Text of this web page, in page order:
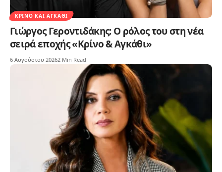
ΚΡΊΝΟ ΚΑΙ ΑΓΚΆΘΙ
Γιώργος Γεροντιδάκης: Ο ρόλος του στη νέα
σειρά εποχής «Κρίνο & Αγκάθι»
6 Αυγούστου 20262 Min Read